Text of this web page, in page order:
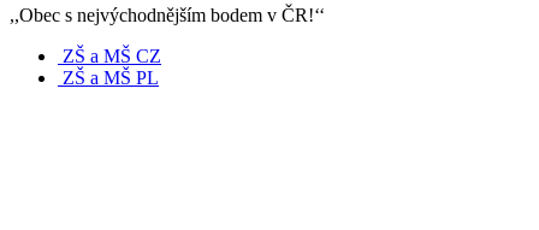
,,Obec s nejvýchodnějším bodem v ČR!‘‘
ZŠ a MŠ CZ
ZŠ a MŠ PL